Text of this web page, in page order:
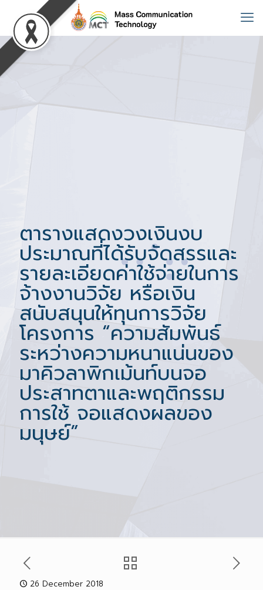
ตารางแสดงวงเงินงบ
ประมาณที่ได้รับจัดสรรและ
รายละเอียดค่าใช้จ่ายในการ
จ้างงานวิจัย หรือเงิน
สนับสนุนให้ทุนการวิจัย
โครงการ “ความสัมพันธ์
ระหว่างความหนาแน่นของ
มาคิวลาพิกเม้นท์บนจอ
ประสาทตาและพฤติกรรม
การใช้ จอแสดงผลของ
มนุษย์”
26 December 2018